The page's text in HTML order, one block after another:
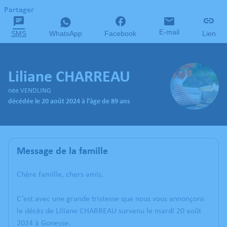
Partager
SMS WhatsApp Facebook E-mail Lien
Liliane CHARREAU
née VENDLING
décédée le 20 août 2024 à l'âge de 89 ans
Message de la famille
Chère famille, chers amis,
C’est avec une grande tristesse que nous vous annonçons
le décès de Liliane CHARREAU survenu le mardi 20 août
2024 à Gonesse.